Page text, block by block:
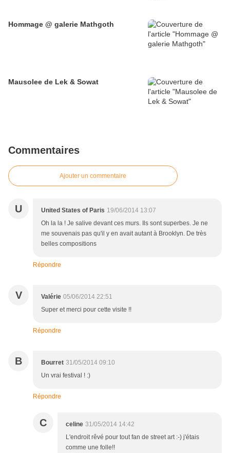
Hommage @ galerie Mathgoth
Mausolee de Lek & Sowat
Commentaires
Ajouter un commentaire
U United States of Paris 19/06/2014 13:07
Oh la la ! Je salive devant ces murs. Ils sont superbes. Je ne
me souvenais pas qu'il y en avait autant à Brooklyn. De très
belles compositions
Répondre
V Valérie 05/06/2014 22:51
Super et merci pour cette visite !!
Répondre
B Bourret 31/05/2014 09:10
Un vrai festival ! :)
Répondre
C celine 31/05/2014 14:42
L'endroit rêvé pour tout fan de street art :-) j'étais
comme une folle!!